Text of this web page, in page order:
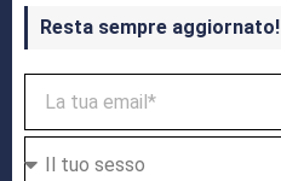
Resta sempre aggiornato!